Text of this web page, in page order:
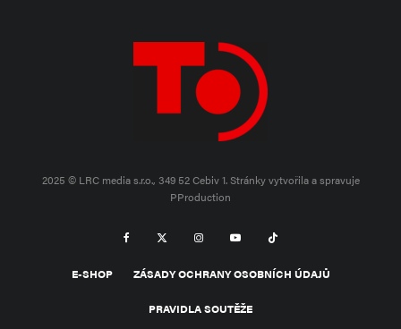
2025 © LRC media s.r.o., 349 52 Cebiv 1.Stránky vytvořila a spravuje
PProduction
E-SHOP ZÁSADY OCHRANY OSOBNÍCH ÚDAJŮ
PRAVIDLA SOUTĚŽE